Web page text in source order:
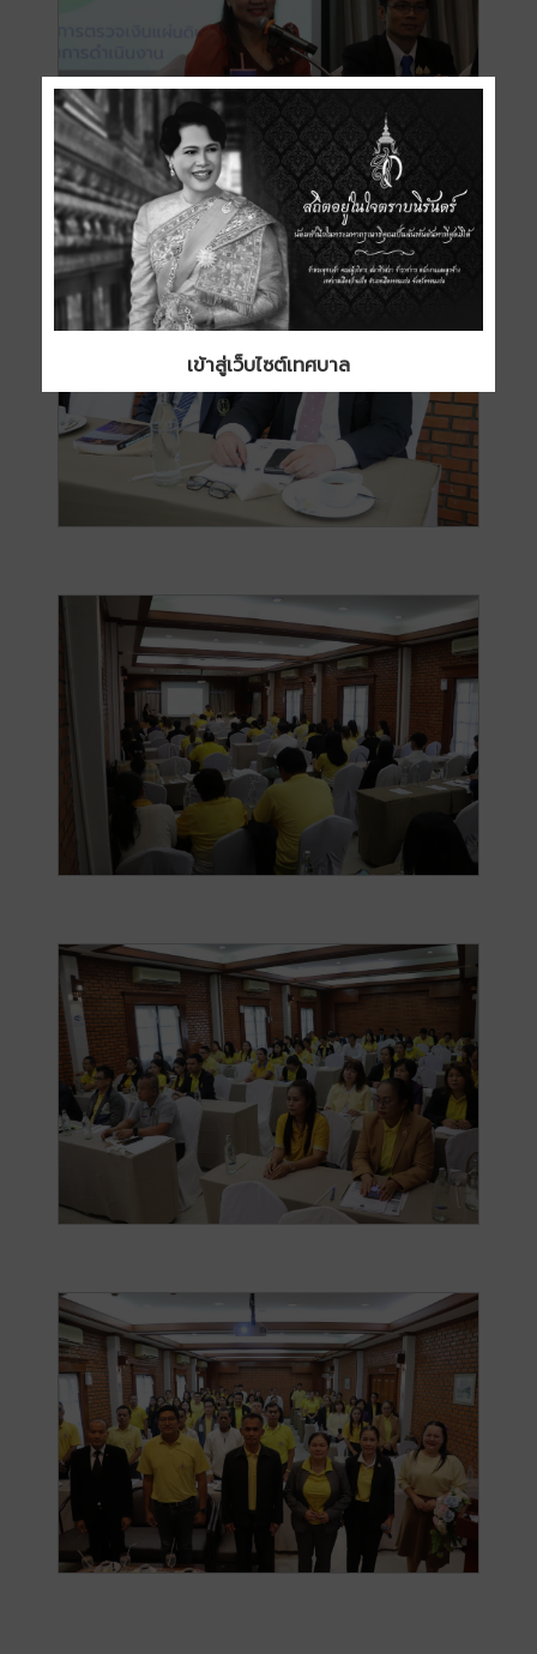
เข้าสู่เว็บไซต์เทศบาล